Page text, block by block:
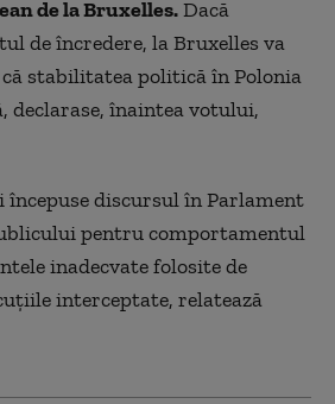
de la Bruxelles.Dacă
de încredere, la Bruxelles va
stabilitatea politică în Polonia
declarase, înaintea votului,
începuse discursul în Parlament
pentru comportamentul
inadecvate folosite de
interceptate, relatează